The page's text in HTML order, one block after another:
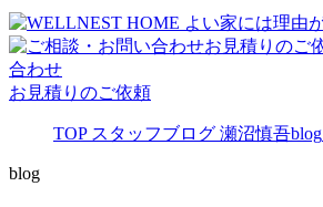
合わせ
お見積りのご依頼
TOP スタッフブログ 瀬沼慎吾blog
blog